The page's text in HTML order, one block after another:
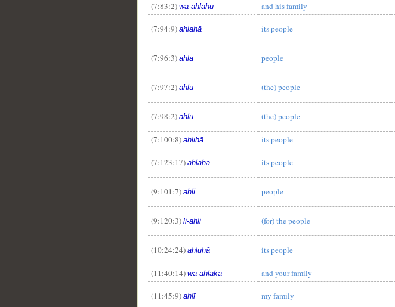
(7:83:2) wa-ahlahu and his family
(7:94:9) ahlahā its people
(7:96:3) ahla people
(7:97:2) ahlu (the) people
(7:98:2) ahlu (the) people
(7:100:8) ahlihā its people
(7:123:17) ahlahā its people
(9:101:7) ahli people
(9:120:3) li-ahli (for) the people
(10:24:24) ahluhā its people
(11:40:14) wa-ahlaka and your family
(11:45:9) ahlī my family